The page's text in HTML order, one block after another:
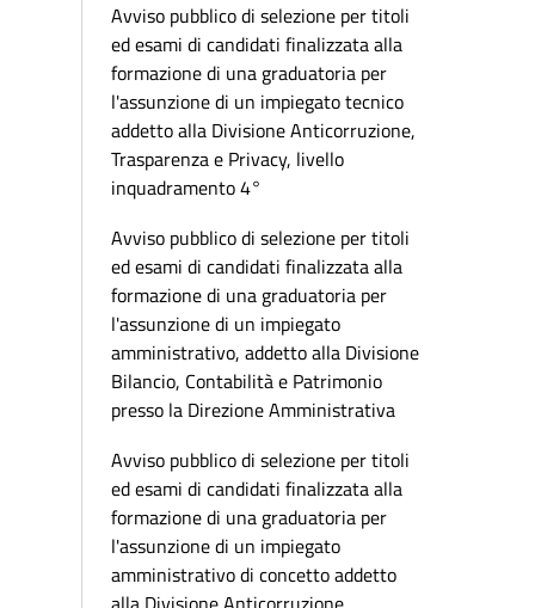
Avviso pubblico di selezione per titoli
ed esami di candidati finalizzata alla
formazione di una graduatoria per
l'assunzione di un impiegato tecnico
addetto alla Divisione Anticorruzione,
Trasparenza e Privacy, livello
inquadramento 4°
Avviso pubblico di selezione per titoli
ed esami di candidati finalizzata alla
formazione di una graduatoria per
l'assunzione di un impiegato
amministrativo, addetto alla Divisione
Bilancio, Contabilità e Patrimonio
presso la Direzione Amministrativa
Avviso pubblico di selezione per titoli
ed esami di candidati finalizzata alla
formazione di una graduatoria per
l'assunzione di un impiegato
amministrativo di concetto addetto